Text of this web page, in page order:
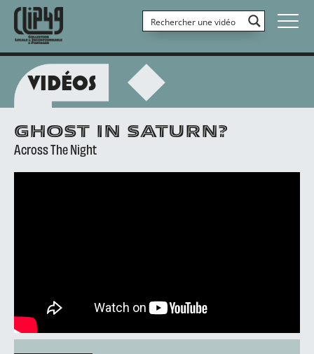
VIDÉOS
GHOST IN SATURN?
Across The Night